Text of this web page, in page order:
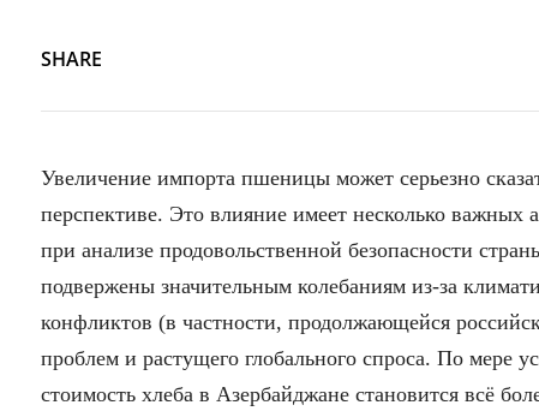
SHARE
Увеличение импорта пшеницы может серьезно
перспективе. Это влияние имеет несколько важных
при анализе продовольственной безопасности
подвержены значительным колебаниям из-за
конфликтов (в частности, продолжающейся
проблем и растущего глобального спроса. По мере
стоимость хлеба в Азербайджане становится всё